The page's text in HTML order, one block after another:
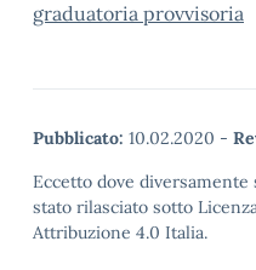
graduatoria provvisoria
Pubblicato: 10.02.2020 -
Eccetto dove
stato rilasciato sotto
Attribuzione 4.0 Italia.